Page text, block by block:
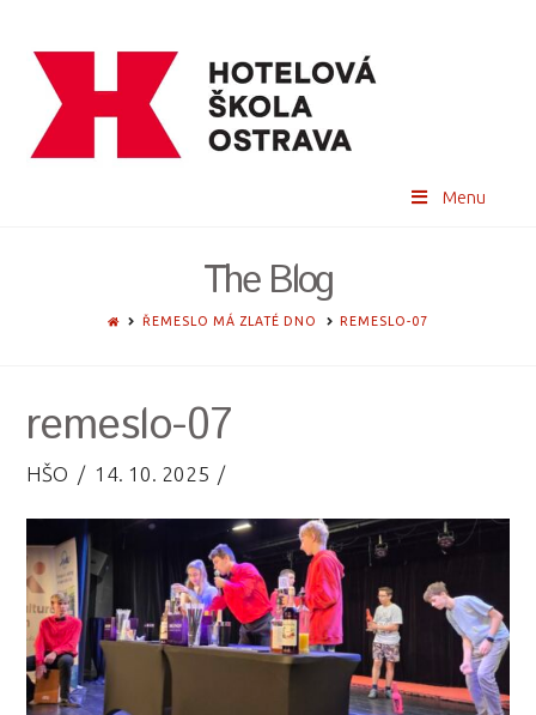
Menu
The Blog
HOMEŘEMESLO MÁ ZLATÉ DNO REMESLO-07
remeslo-07
HŠO 14. 10. 2025